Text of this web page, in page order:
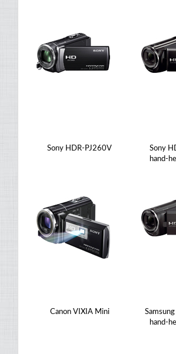
Sony HDR-PJ260V
Sony
hand-
Canon VIXIA Mini
hand-